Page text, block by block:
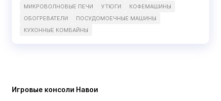
МИКРОВОЛНОВЫЕ ПЕЧИ
УТЮГИ
КОФЕМАШИНЫ
ОБОГРЕВАТЕЛИ
ПОСУДОМОЕЧНЫЕ МАШИНЫ
КУХОННЫЕ КОМБАЙНЫ
Игровые консоли Навои